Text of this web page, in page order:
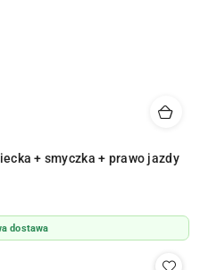
+ smyczka + prawo jazdy
dostawa